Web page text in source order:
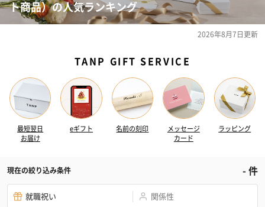
ト商品）の人気ランキング
2026年8月7日更新
TANP GIFT SERVICE
最短翌日
お届け
eギフト 名前の刻印
メッセージ
カード
ラッピング
現在の絞り込み条件 -件
就職祝い 関係性